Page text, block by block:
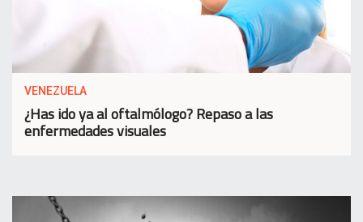
VENEZUELA
¿Has ido ya al oftalmólogo? Repaso a las
enfermedades visuales